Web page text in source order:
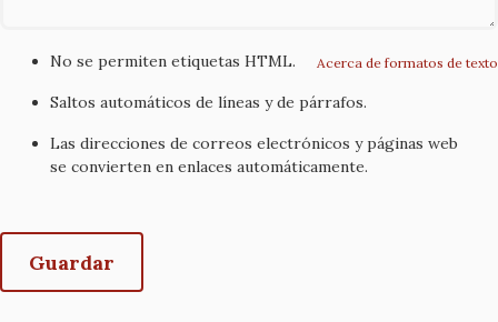
Acerca de formatos de texto
No se permiten etiquetas HTML.
Saltos automáticos de líneas y de párrafos.
Las direcciones de correos electrónicos y páginas web
se convierten en enlaces automáticamente.